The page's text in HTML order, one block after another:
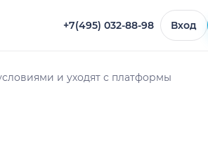
+7(495) 032-88-98 Вход
и уходят с платформы